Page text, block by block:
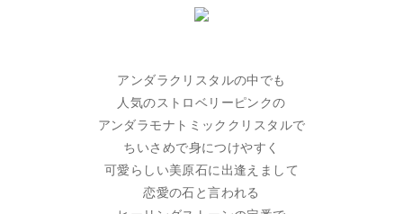
アンダラクリスタルの中でも
人気のストロベリーピンクの
アンダラモナトミッククリスタルで
ちいさめで身につけやすく
可愛らしい美原石に出逢えまして
恋愛の石と言われる